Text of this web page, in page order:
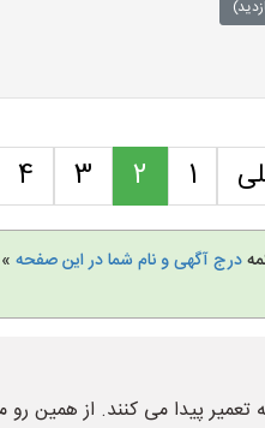
1
2
3
4
درج آگهی و نام شما در این صفحه
تعمیر پیدا می کنند. از همین